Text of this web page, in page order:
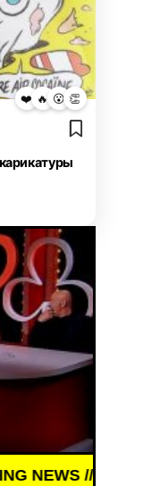
❤️ 🔥 😮 👏
НОВОСТИ (СМИ)